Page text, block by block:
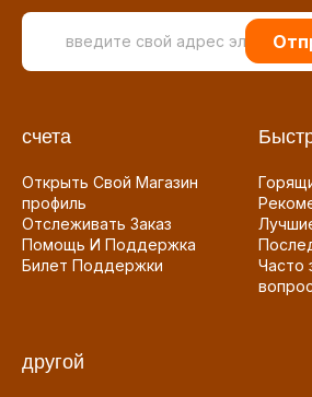
счета
Открыть Свой Магазин
профиль
Отслеживать Заказ
Помощь И Поддержка
Билет Поддержки
Часто
другой